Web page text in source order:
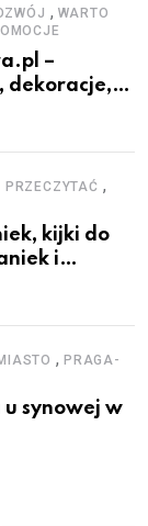
, WARTO
–
dekoracje,
animatorów
PRZECZYTAĆ ,
kijki do
i
,PRAGA-
u synowej w